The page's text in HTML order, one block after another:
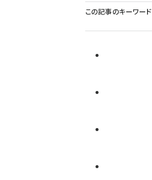
この記事のキーワード